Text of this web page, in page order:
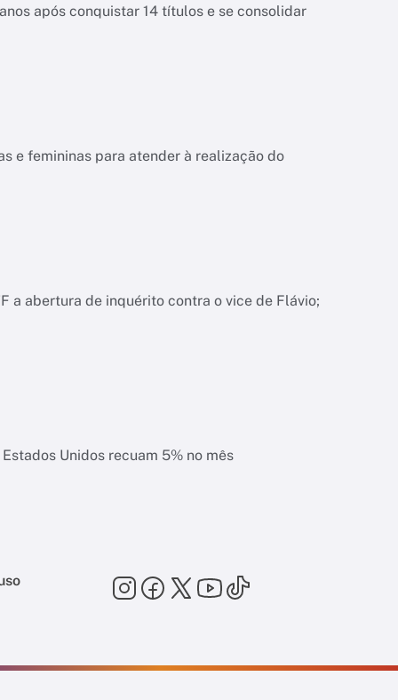
após conquistar 14 títulos e se consolidar
e femininas para atender à realização do
a abertura de inquérito contra o vice de Flávio;
Unidos recuam 5% no mês